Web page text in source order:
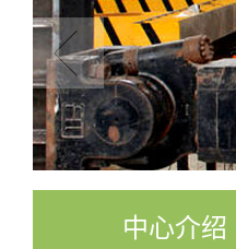
中心介绍